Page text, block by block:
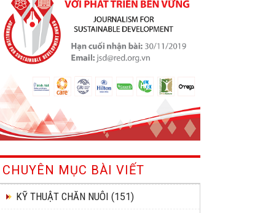
CHUYÊN MỤC BÀI VIẾT
KỸ THUẬT CHĂN NUÔI (151)